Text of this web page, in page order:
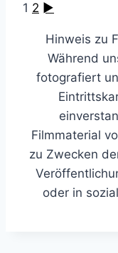
1 2 ►
Hinweis zu
Während
fotografiert
Filmmaterial
zu Zwecken
oder in